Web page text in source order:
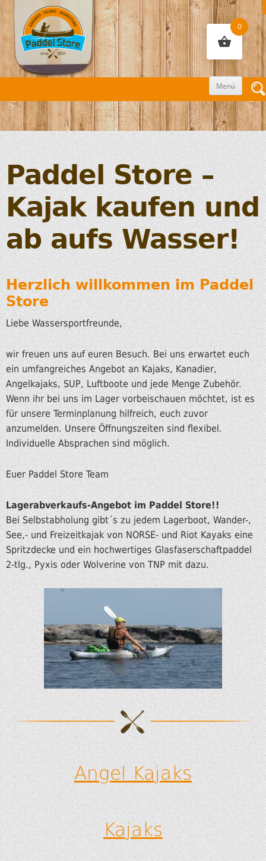
Menü
Zum
Inhalt
Paddel Store –
Kajak kaufen und
ab aufs Wasser!
Herzlich willkommen im Paddel
Store
Liebe Wassersportfreunde,
wir freuen uns auf euren Besuch. Bei uns erwartet euch
ein umfangreiches Angebot an Kajaks, Kanadier,
Angelkajaks, SUP, Luftboote und jede Menge Zubehör.
Wenn ihr bei uns im Lager vorbeischauen möchtet, ist es
für unsere Terminplanung hilfreich, euch zuvor
anzumelden. Unsere Öffnungszeiten sind flexibel.
Individuelle Absprachen sind möglich.
Euer Paddel Store Team
Lagerabverkaufs-Angebot im Paddel Store!!
Bei Selbstabholung gibt´s zu jedem Lagerboot, Wander-,
See,- und Freizeitkajak von NORSE- und Riot Kayaks eine
Spritzdecke und ein hochwertiges Glasfaserschaftpaddel
2-tlg., Pyxis oder Wolverine von TNP mit dazu.
Angel Kajaks
Kajaks
0